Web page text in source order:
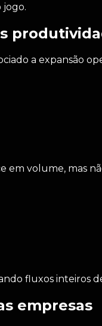
jogo.
a expansão
em volume, mas
fluxos inteiros
empresas